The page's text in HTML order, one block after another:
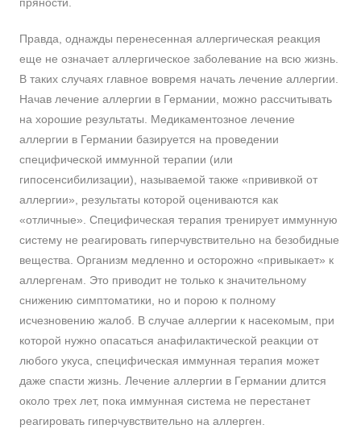
Правда, однажды перенесенная аллергическая реакция
еще не означает аллергическое заболевание на всю жизнь.
В таких случаях главное вовремя начать лечение аллергии.
Начав лечение аллергии в Германии, можно рассчитывать
на хорошие результаты. Медикаментозное лечение
аллергии в Германии базируется на проведении
специфической иммунной терапии (или
гипосенсибилизации), называемой также «прививкой от
аллергии», результаты которой оцениваются как
«отличные». Специфическая терапия тренирует иммунную
систему не реагировать гиперчувствительно на безобидные
вещества. Организм медленно и осторожно «привыкает» к
аллергенам. Это приводит не только к значительному
снижению симптоматики, но и порою к полному
исчезновению жалоб. В случае аллергии к насекомым, при
которой нужно опасаться анафилактической реакции от
любого укуса, специфическая иммунная терапия может
даже спасти жизнь. Лечение аллергии в Германии длится
около трех лет, пока иммунная система не перестанет
реагировать гиперчувствительно на аллерген.